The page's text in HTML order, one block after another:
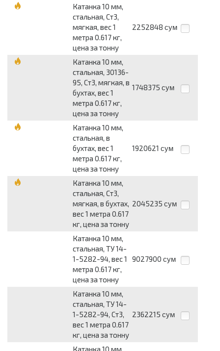
Катанка 10 мм,
стальная, Ст3,
мягкая, вес 1
метра 0.617 кг,
цена за тонну
2252848 сум
Катанка 10 мм,
стальная, 30136-
95, Ст3, мягкая, в
бухтах, вес 1
метра 0.617 кг,
цена за тонну
1748375 сум
Катанка 10 мм,
стальная, в
бухтах, вес 1
метра 0.617 кг,
цена за тонну
1920621 сум
Катанка 10 мм,
стальная, Ст3,
мягкая, в бухтах,
вес 1 метра 0.617
кг, цена за тонну
2045235 сум
Катанка 10 мм,
стальная, ТУ 14-
1-5282-94, вес 1
метра 0.617 кг,
цена за тонну
9027900 сум
Катанка 10 мм,
стальная, ТУ 14-
1-5282-94, Ст3,
вес 1 метра 0.617
кг, цена за тонну
2362215 сум
Катанка 10 мм,